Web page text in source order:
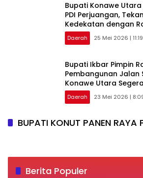
Bupati Konawe
PDI Perjuangan,
Kedekatan dengan
Daerah 25 Mei 2026 |
Bupati Ikbar Pimpin
Pembangunan Jalan
Konawe Utara
Daerah 23 Mei 2026 |
BUPATI KONUT PANEN RAYA
Berita Populer